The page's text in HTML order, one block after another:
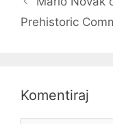
Prehistoric
Komentiraj